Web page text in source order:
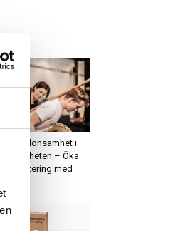
din lönsamhet i
– Öka
med